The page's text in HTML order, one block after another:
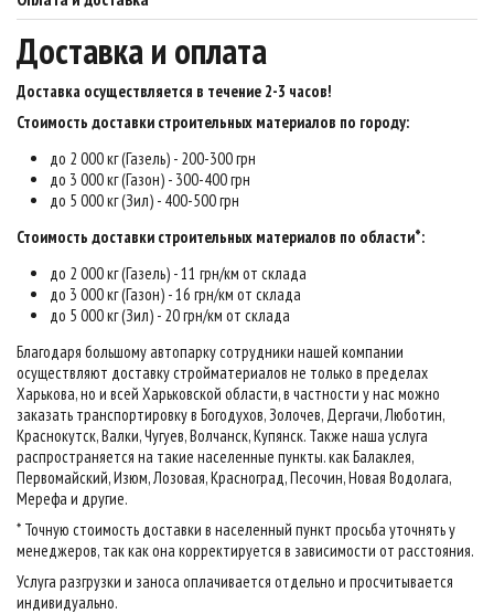
Доставка и оплата
Доставка осуществляется в течение 2-3 часов!
Стоимость доставки строительных материалов по городу:
до 2 000 кг (Газель) - 200-300 грн
до 3 000 кг (Газон) - 300-400 грн
до 5 000 кг (Зил) - 400-500 грн
Стоимость доставки строительных материалов по области*:
до 2 000 кг (Газель) - 11 грн/км от склада
до 3 000 кг (Газон) - 16 грн/км от склада
до 5 000 кг (Зил) - 20 грн/км от склада
Благодаря большому автопарку сотрудники нашей компании
осуществляют доставку стройматериалов не только в пределах
Харькова, но и всей Харьковской области, в частности у нас можно
заказать транспортировку в Богодухов, Золочев, Дергачи, Люботин,
Краснокутск, Валки, Чугуев, Волчанск, Купянск. Также наша услуга
распространяется на такие населенные пункты. как Балаклея,
Первомайский, Изюм, Лозовая, Красноград, Песочин, Новая Водолага,
Мерефа и другие.
* Точную стоимость доставки в населенный пункт просьба уточнять у
менеджеров, так как она корректируется в зависимости от расстояния.
Услуга разгрузки и заноса оплачивается отдельно и просчитывается
индивидуально.